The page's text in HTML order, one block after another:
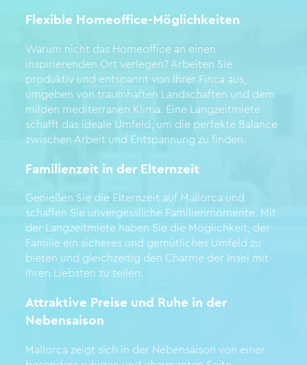
Flexible Homeoffice-Möglichkeiten
Warum nicht das Homeoffice an einen
inspirierenden Ort verlegen? Arbeiten Sie
produktiv und entspannt von Ihrer Finca aus,
umgeben von traumhaften Landschaften und dem
milden mediterranen Klima. Eine Langzeitmiete
schafft das ideale Umfeld, um die perfekte Balance
zwischen Arbeit und Entspannung zu finden.
Familienzeit in der Elternzeit
Genießen Sie die Elternzeit auf Mallorca und
schaffen Sie unvergessliche Familienmomente. Mit
der Langzeitmiete haben Sie die Möglichkeit, der
Familie ein sicheres und gemütliches Umfeld zu
bieten und gleichzeitig den Charme der Insel mit
Ihren Liebsten zu teilen.
Attraktive Preise und Ruhe in der
Nebensaison
Mallorca zeigt sich in der Nebensaison von einer